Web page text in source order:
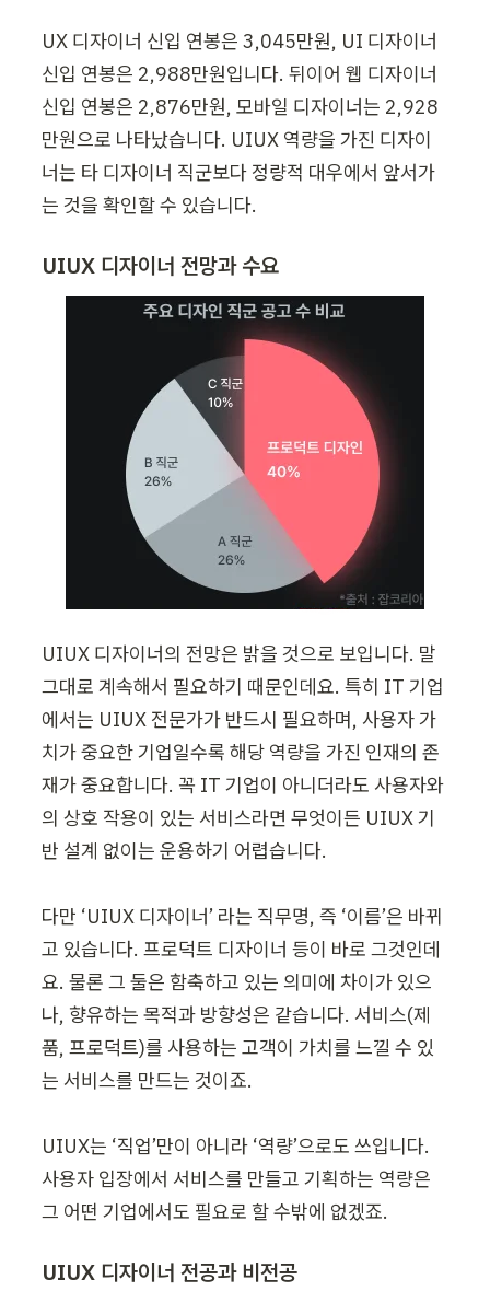
UX 디자이너 신입 연봉은 3,045만원, UI 디자이너
신입 연봉은 2,988만원입니다. 뒤이어 웹 디자이너
신입 연봉은 2,876만원, 모바일 디자이너는 2,928
만원으로 나타났습니다. UIUX 역량을 가진 디자이
너는 타 디자이너 직군보다 정량적 대우에서 앞서가
는 것을 확인할 수 있습니다.
UIUX 디자이너 전망과 수요
UIUX 디자이너의 전망은 밝을 것으로 보입니다. 말
그대로 계속해서 필요하기 때문인데요. 특히 IT 기업
에서는 UIUX 전문가가 반드시 필요하며, 사용자 가
치가 중요한 기업일수록 해당 역량을 가진 인재의 존
재가 중요합니다. 꼭 IT 기업이 아니더라도 사용자와
의 상호 작용이 있는 서비스라면 무엇이든 UIUX 기
반 설계 없이는 운용하기 어렵습니다.
다만 ‘UIUX 디자이너’ 라는 직무명, 즉 ‘이름’은 바뀌
고 있습니다. 프로덕트 디자이너 등이 바로 그것인데
요. 물론 그 둘은 함축하고 있는 의미에 차이가 있으
나, 향유하는 목적과 방향성은 같습니다. 서비스(제
품, 프로덕트)를 사용하는 고객이 가치를 느낄 수 있
는 서비스를 만드는 것이죠.
UIUX는 ‘직업’만이 아니라 ‘역량’으로도 쓰입니다.
사용자 입장에서 서비스를 만들고 기획하는 역량은
그 어떤 기업에서도 필요로 할 수밖에 없겠죠.
UIUX 디자이너 전공과 비전공